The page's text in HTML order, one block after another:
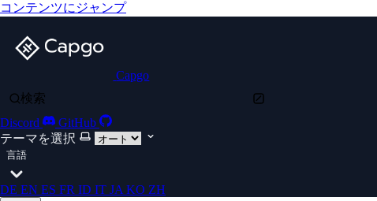
コンテンツにジャンプ
Capgo
検索
Discord
GitHub
テーマを選択
言語
DE EN ES FR ID IT JA KO ZH